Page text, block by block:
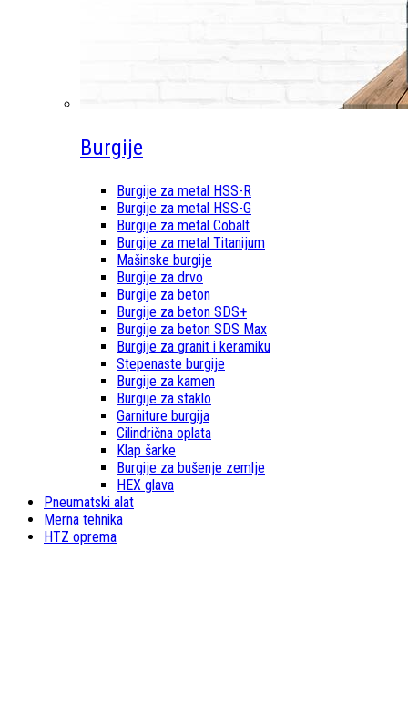
Burgije
Burgije za metal HSS-R
Burgije za metal HSS-G
Burgije za metal Cobalt
Burgije za metal Titanijum
Mašinske burgije
Burgije za drvo
Burgije za beton
Burgije za beton SDS+
Burgije za beton SDS Max
Burgije za granit i keramiku
Stepenaste burgije
Burgije za kamen
Burgije za staklo
Garniture burgija
Cilindrična oplata
Klap šarke
Burgije za bušenje zemlje
HEX glava
Pneumatski alat
Merna tehnika
HTZ oprema